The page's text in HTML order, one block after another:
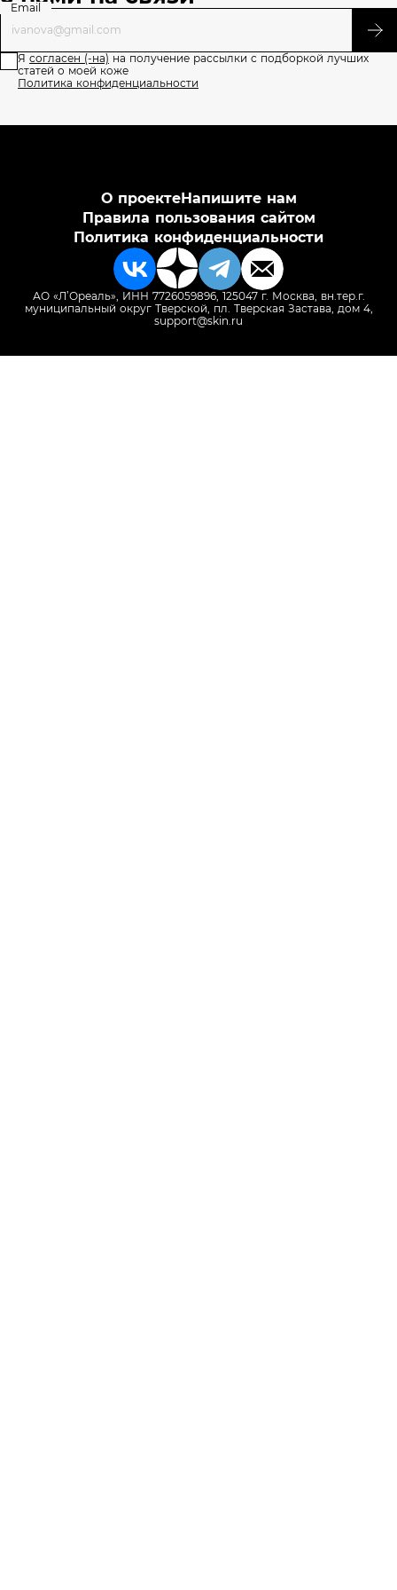
Email
Я согласен (-на) на получение рассылки с подборкой лучших
статей о моей коже
Политика конфиденциальности
О проектеНапишите нам
Правила пользования сайтом
Политика конфиденциальности
АО «Л’Ореаль», ИНН 7726059896, 125047 г. Москва, вн.тер.г.
муниципальный округ Тверской, пл. Тверская Застава, дом 4,
support@skin.ru